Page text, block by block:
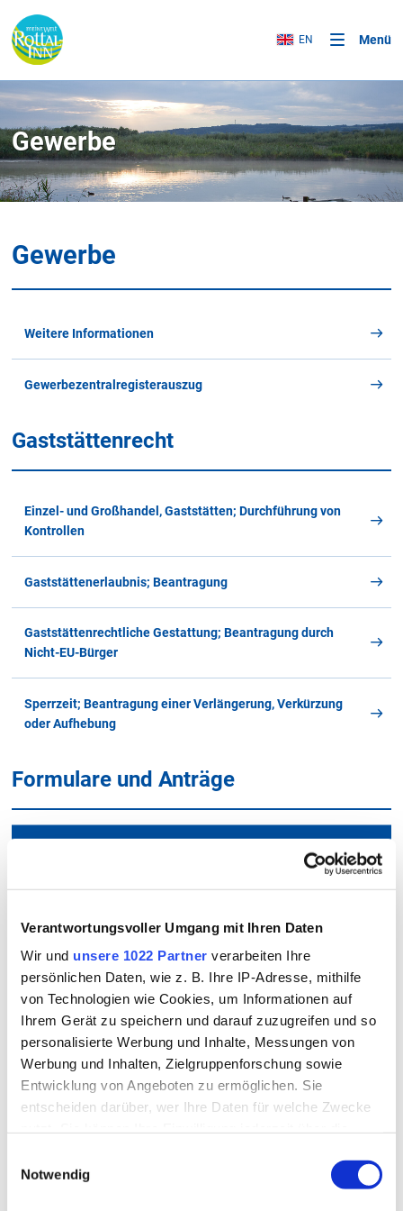
Verantwortungsvoller Umgang mit Ihren Daten
Wir und unsere 1022 Partner verarbeiten Ihre
persönlichen Daten, wie z. B. Ihre IP-Adresse, mithilfe
von Technologien wie Cookies, um Informationen auf
Ihrem Gerät zu speichern und darauf zuzugreifen und so
personalisierte Werbung und Inhalte, Messungen von
Werbung und Inhalten, Zielgruppenforschung sowie
Entwicklung von Angeboten zu ermöglichen. Sie
entscheiden darüber, wer Ihre Daten für welche Zwecke
Trigger Symbol ändern oder widerrufen
Notwendig
EN Menü
Gewerbe
Gewerbe
Weitere Informationen
Gewerbezentralregisterauszug
Gaststättenrecht
Einzel- und Großhandel, Gaststätten; Durchführung von
Kontrollen
Gaststättenerlaubnis; Beantragung
Gaststättenrechtliche Gestattung; Beantragung durch
Nicht-EU-Bürger
Sperrzeit; Beantragung einer Verlängerung, Verkürzung
oder Aufhebung
Formulare und Anträge
Alle Merkblätter und Formulare
im Überblick
A B C D E F G H I J K
L M N O P Q R S T U
& Ordnung
Kontakt
So erreichen Sie uns
Landratsamt Rottal-Inn
Öffentliche Sicherheit und Ordnung
Ringstraße 4 - 7
84347 Pfarrkirchen
Telefon